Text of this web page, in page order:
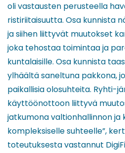
oli vastausten perusteella
ristiriitaisuutta. Osa kunnista
ja siihen liittyvät muutokset
joka tehostaa toimintaa ja
kuntalaisille. Osa kunnista
ylhäältä saneltuna pakkona,
paikallisia olosuhteita. Ryhti-
käyttöönottoon liittyvä
jatkumona valtionhallinnon ja
kompleksiselle suhteelle”,
toteutuksesta vastannut